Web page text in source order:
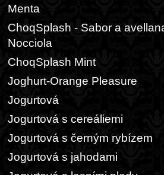
Menta
ChoqSplash - Sabor a
Nocciola
ChoqSplash Mint
Joghurt-Orange Pleasure
Jogurtová
Jogurtová s cereáliemi
Jogurtová s černým rybízem
Jogurtová s jahodami